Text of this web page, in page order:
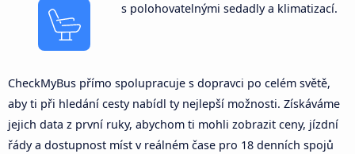
s polohovatelnými sedadly a klimatizací.
CheckMyBus přímo spolupracuje s dopravci po celém světě,
aby ti při hledání cesty nabídl ty nejlepší možnosti. Získáváme
jejich data z první ruky, abychom ti mohli zobrazit ceny, jízdní
řády a dostupnost míst v reálném čase pro 18 denních spojů